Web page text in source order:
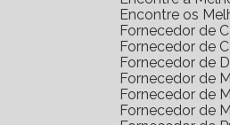
Encontre os
Fornecedor de
Fornecedor de
Fornecedor de
Fornecedor de
Fornecedor de
Fornecedor de